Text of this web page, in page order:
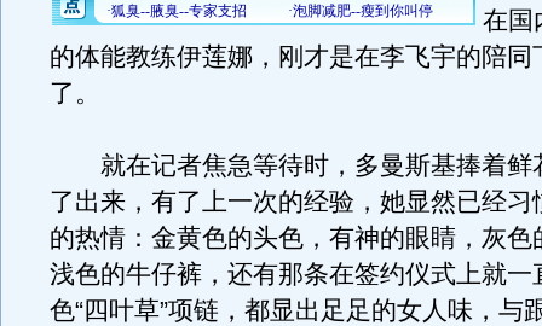
在国
的体能教练伊莲娜，刚才是在李飞宇的陪同
了。
就在记者焦急等待时，多曼斯基捧着鲜
了出来，有了上一次的经验，她显然已经习
的热情：金黄色的头色，有神的眼睛，灰色
浅色的牛仔裤，还有那条在签约仪式上就一
色“四叶草”项链，都显出足足的女人味，与